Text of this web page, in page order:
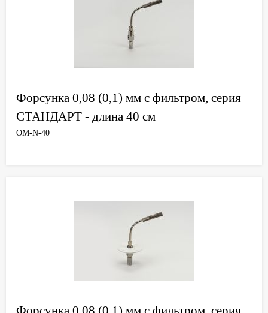
Форсунка 0,08 (0,1) мм с фильтром, серия
СТАНДАРТ - длина 40 см
OM-N-40